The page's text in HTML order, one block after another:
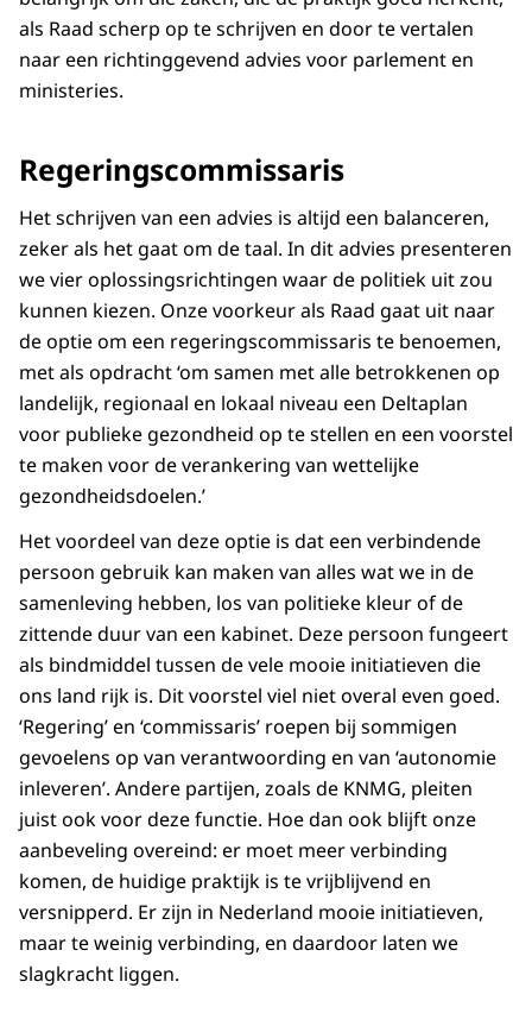
als Raad scherp op te schrijven en door te vertalen
naar een richtinggevend advies voor parlement en
ministeries.
Regeringscommissaris
Het schrijven van een advies is altijd een balanceren,
zeker als het gaat om de taal. In dit advies presenteren
we vier oplossingsrichtingen waar de politiek uit zou
kunnen kiezen. Onze voorkeur als Raad gaat uit naar
de optie om een regeringscommissaris te benoemen,
met als opdracht ‘om samen met alle betrokkenen op
landelijk, regionaal en lokaal niveau een Deltaplan
voor publieke gezondheid op te stellen en een voorstel
te maken voor de verankering van wettelijke
gezondheidsdoelen.’
Het voordeel van deze optie is dat een verbindende
persoon gebruik kan maken van alles wat we in de
samenleving hebben, los van politieke kleur of de
zittende duur van een kabinet. Deze persoon fungeert
als bindmiddel tussen de vele mooie initiatieven die
ons land rijk is. Dit voorstel viel niet overal even goed.
‘Regering’ en ‘commissaris’ roepen bij sommigen
gevoelens op van verantwoording en van ‘autonomie
inleveren’. Andere partijen, zoals de KNMG, pleiten
juist ook voor deze functie. Hoe dan ook blijft onze
aanbeveling overeind: er moet meer verbinding
komen, de huidige praktijk is te vrijblijvend en
versnipperd. Er zijn in Nederland mooie initiatieven,
maar te weinig verbinding, en daardoor laten we
slagkracht liggen.